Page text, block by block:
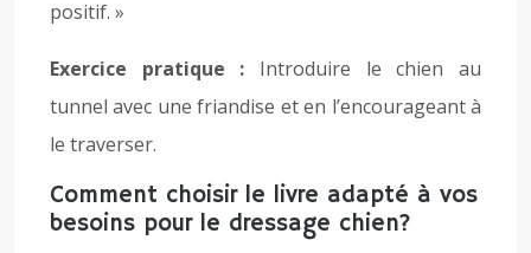
positif. »
Exercice pratique : Introduire le chien au
tunnel avec une friandise et en l’encourageant à
le traverser.
Comment choisir le livre adapté à vos
besoins pour le dressage chien?